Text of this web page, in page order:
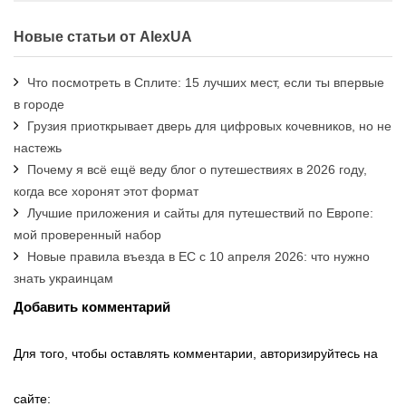
Новые статьи от AlexUA
Что посмотреть в Сплите: 15 лучших мест, если ты впервые
в городе
Грузия приоткрывает дверь для цифровых кочевников, но не
настежь
Почему я всё ещё веду блог о путешествиях в 2026 году,
когда все хоронят этот формат
Лучшие приложения и сайты для путешествий по Европе:
мой проверенный набор
Новые правила въезда в ЕС с 10 апреля 2026: что нужно
знать украинцам
Добавить комментарий
Для того, чтобы оставлять комментарии, авторизируйтесь на
сайте: